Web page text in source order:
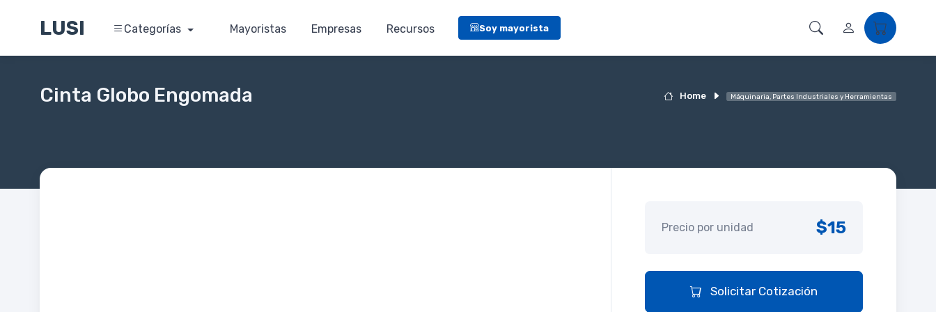
LUSI Categorías Mayoristas Empresas Recursos Soy mayorista
Home Máquinaria, Partes Industriales y Herramientas
Cinta Globo Engomada
Precio por unidad $15
Solicitar Cotización